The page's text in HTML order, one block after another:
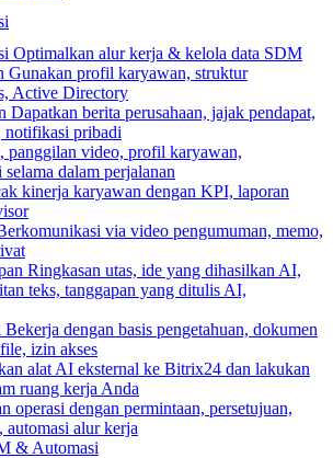
Optimalkan alur kerja & kelola data SDM
Gunakan profil karyawan, struktur
Active Directory
Dapatkan berita perusahaan, jajak pendapat,
notifikasi pribadi
panggilan video, profil karyawan,
dalam perjalanan
kinerja karyawan dengan KPI, laporan
via video pengumuman, memo,
Ringkasan utas, ide yang dihasilkan AI,
teks, tanggapan yang ditulis AI,
Bekerja dengan basis pengetahuan, dokumen
izin akses
alat AI eksternal ke Bitrix24 dan lakukan
ruang kerja Anda
operasi dengan permintaan, persetujuan,
automasi alur kerja
& Automasi